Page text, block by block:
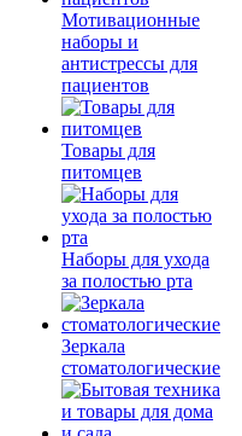
Мотивационные
наборы и
антистрессы для
пациентов
Товары для
питомцев
Наборы для ухода
за полостью рта
Зеркала
стоматологические